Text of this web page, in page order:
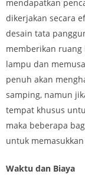
mendapatkan
dikerjakan secara
desain tata
memberikan
lampu dan
penuh akan
samping, namun
tempat khusus
maka beberapa
untuk
Waktu dan Biaya